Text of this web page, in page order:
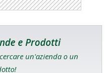
e Prodotti
un'azienda o un